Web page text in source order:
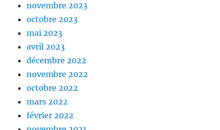
novembre 2023
octobre 2023
mai 2023
avril 2023
décembre 2022
novembre 2022
octobre 2022
mars 2022
février 2022